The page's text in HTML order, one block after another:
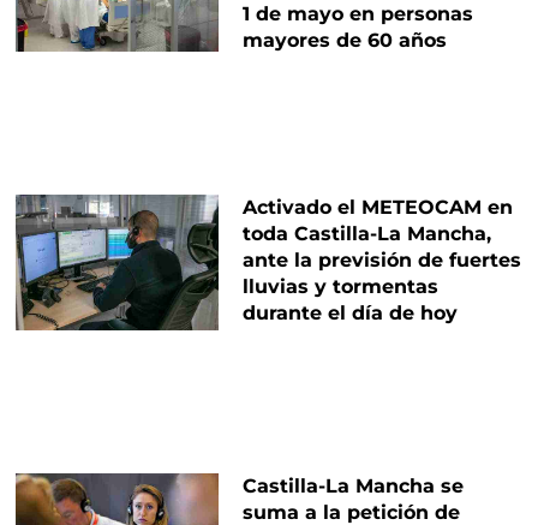
1 de mayo en personas
mayores de 60 años
Activado el METEOCAM en
toda Castilla-La Mancha,
ante la previsión de fuertes
lluvias y tormentas
durante el día de hoy
Castilla-La Mancha se
suma a la petición de